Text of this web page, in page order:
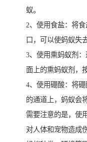
蚁。
2、使用食盐：将
口，可以使蚂蚁失
3、使用熏蚂蚁剂
面上的熏蚂蚁剂，
4、使用硼酸：将
的通道上，蚂蚁会
需要注意的是，使
对人体和宠物造成